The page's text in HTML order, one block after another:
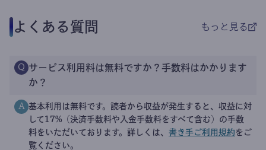
よくある質問 もっと見る
Q サービス利用料は無料ですか？手数料はかかります
か？
A 基本利用は無料です。読者から収益が発生すると、収益に対
して17%（決済手数料や入金手数料をすべて含む）の手数
料をいただいております。詳しくは、 書き手ご利用規約 をご
覧ください。